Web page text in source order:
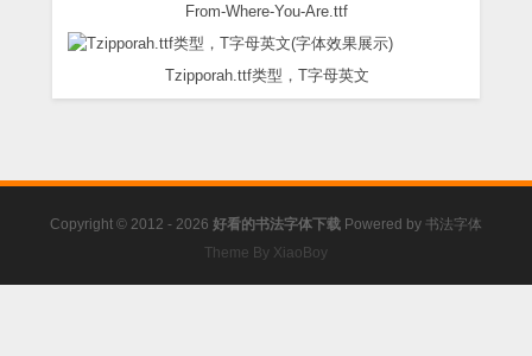
From-Where-You-Are.ttf
Tzipporah.ttf类型，T字母英文
Copyright © 2012 - 2026 好看的书法字体下载 Powered by 书法字体
Theme By XiaoBoy